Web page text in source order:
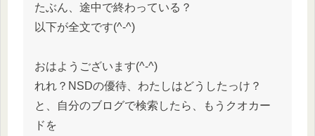
たぶん、途中で終わっている？
以下が全文です(^-^)
おはようございます(^-^)
れれ？NSDの優待、わたしはどうしたっけ？
と、自分のブログで検索したら、もうクオカー
ドを